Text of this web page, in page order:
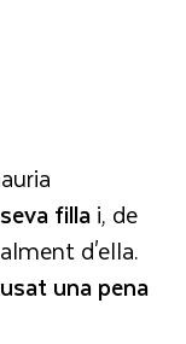
fillai, de
d'ella.
una pena